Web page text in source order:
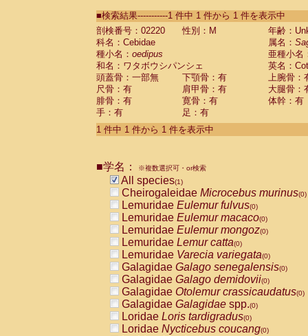
CebidaeSaguinus labiatus(0)
Cebidae Saguinus leucopus (0)
Cebidae
Cebidae
CebidaeSaguinus nigricollis (0)
Cebidae Saguinus oedipus
Cebidae Saguinus weddelli
Cebidae Saguinusspp.
Cebidae Aotus trivirgatus
Cebidae Cebus albifrons
CebidaeCebus nigrivittatus
CebidaeCebus
CebidaeSaimiri boliviensis(0)
CebidaeSaimiri sciureus(0)
AtelidaeAlouatta caraya(0)
AtelidaeAlouatta fusca(0)
AtelidaeAlouatta seniculus
AtelidaeAlouattaspp.(0)
AtelidaeAteles belzebuth(0)
AtelidaeAteles geoffroyi(0)
AtelidaeAteles paniscus(0)
AtelidaeAtelesspp.(0)
Atelidae Lagothrix lagothricha
AtelidaeLagothrix lagothricha cana
■検索結果-----------1 件中 1 件から 1 件を表示中
剖検番号：02220
性別：M
年齢：
科名：Cebidae
属名：
種小名： oedipus
亜種小名
和名：ワタボウシパンシェ
英名：
頭蓋骨：一部無
下顎骨：有
上腕骨：
尺骨：有
肩甲骨：有
大腿骨：
腓骨：有
寛骨：有
体幹：有
手：有
足：有
1 件中 1 件から 1 件を表示中
■学名： ※複数選択可・or検索
All species(1)
Cheirogaleidae Microcebus murinus(0)
Lemuridae Eulemur fulvus(0)
Lemuridae Eulemur macaco(0)
Lemuridae Eulemur mongoz(0)
Lemuridae Lemur catta(0)
Lemuridae Varecia variegata(0)
Galagidae Galago senegalensis(0)
Galagidae Galago demidovii(0)
Galagidae Otolemur crassicaudatus(0)
Galagidae Galagidae spp.(0)
Loridae Loris tardigradus(0)
Loridae Nycticebus coucang(0)